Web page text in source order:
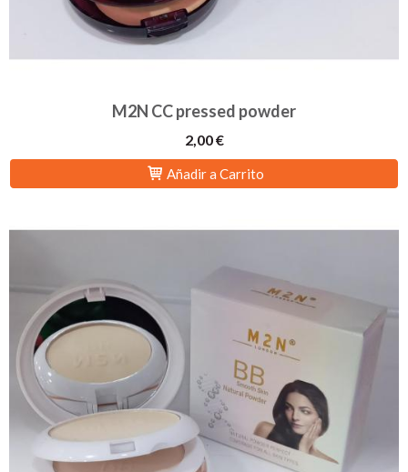
M2N CC pressed powder
2,00 €
Añadir a Carrito